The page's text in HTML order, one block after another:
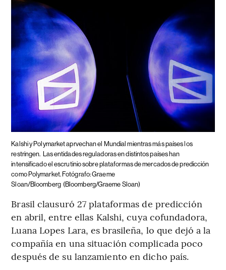
Kalshi y Polymarket aprvechan el Mundial mientras más países los
restringen. Las entidades reguladoras en distintos países han
intensificado el escrutinio sobre plataformas de mercados de predicción
como Polymarket. Fotógrafo: Graeme
Sloan/Bloomberg (Bloomberg/Graeme Sloan)
Brasil clausuró 27 plataformas de predicción
en abril, entre ellas Kalshi, cuya cofundadora,
Luana Lopes Lara, es brasileña, lo que dejó a la
compañía en una situación complicada poco
después de su lanzamiento en dicho país.